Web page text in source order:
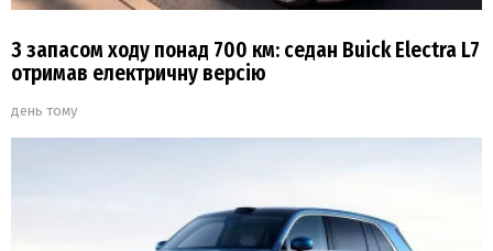
З запасом ходу понад 700 км: седан Buick Electra L7
отримав електричну версію
день тому